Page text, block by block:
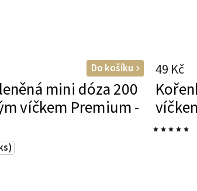
mini dóza 200
víčkem Premium -
Do košíku 49 Kč